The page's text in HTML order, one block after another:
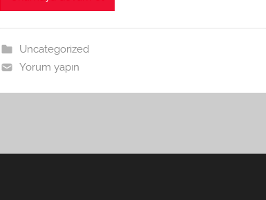
Uncategorized
Yorum yapın